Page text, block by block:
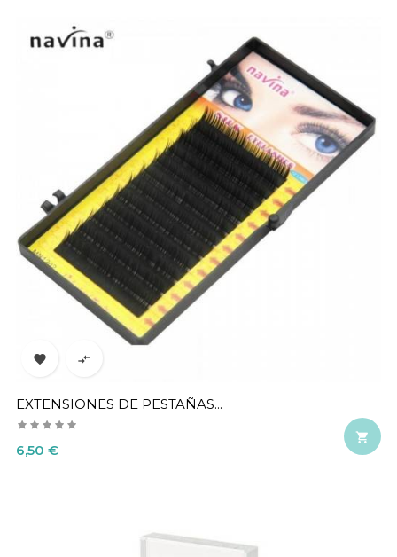
 
EXTENSIONES DE PESTAÑAS...
Precio
6,50 €
